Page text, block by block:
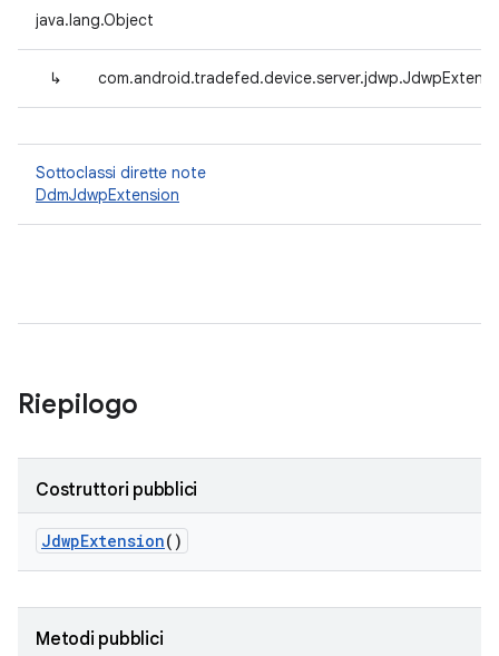
java.lang.Object
↳
Sottoclassi dirette note
DdmJdwpExtension
Riepilogo
Costruttori pubblici
JdwpExtension()
Metodi pubblici